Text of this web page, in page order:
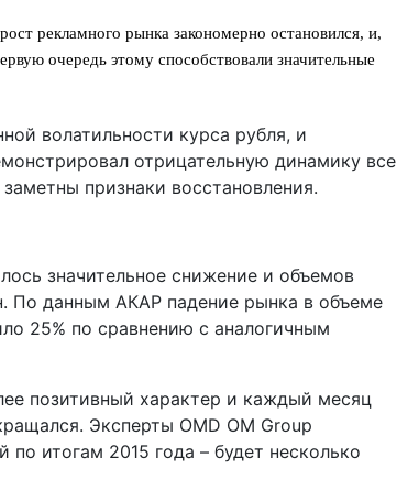
рекламного рынка закономерно остановился, и,
очередь этому способствовали значительные
волатильности курса рубля, и
отрицательную динамику все
признаки восстановления.
значительное снижение и объемов
По данным АКАР падение рынка в объеме
25% по сравнению с аналогичным
позитивный характер и каждый месяц
Эксперты OMD OM Group
итогам 2015 года – будет несколько